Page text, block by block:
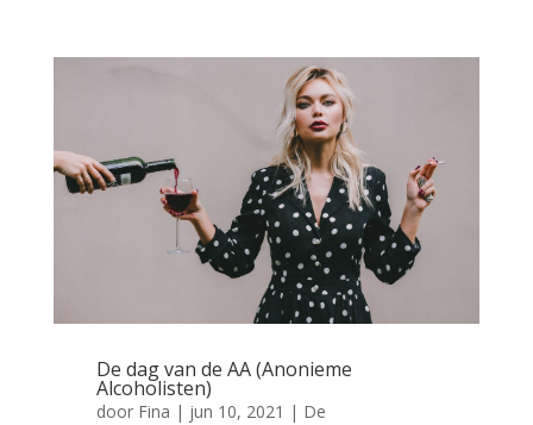
De dag van de AA (Anonieme
Alcoholisten)
door Fina | jun 10, 2021 | De